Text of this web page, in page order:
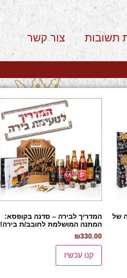
תשובות צור קשר
של
המדריך לבירה – סדנה בקופסא:
המתנה המושלמת לחובב/ת בירה!
₪330.00
קנו עכשיו